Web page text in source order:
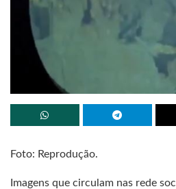
Foto: Reprodução.
Imagens que circulam nas rede